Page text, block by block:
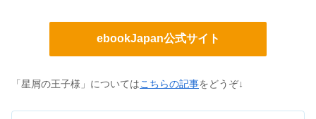
ebookJapan公式サイト
「星屑の王子様」についてはこちらの記事をどうぞ↓